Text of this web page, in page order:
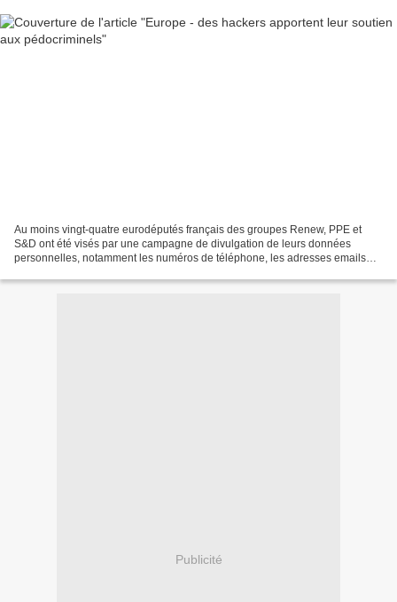
Au moins vingt-quatre eurodéputés français des groupes Renew, PPE et
S&D ont été visés par une campagne de divulgation de leurs données
personnelles, notamment les numéros de téléphone, les adresses emails
Publicité